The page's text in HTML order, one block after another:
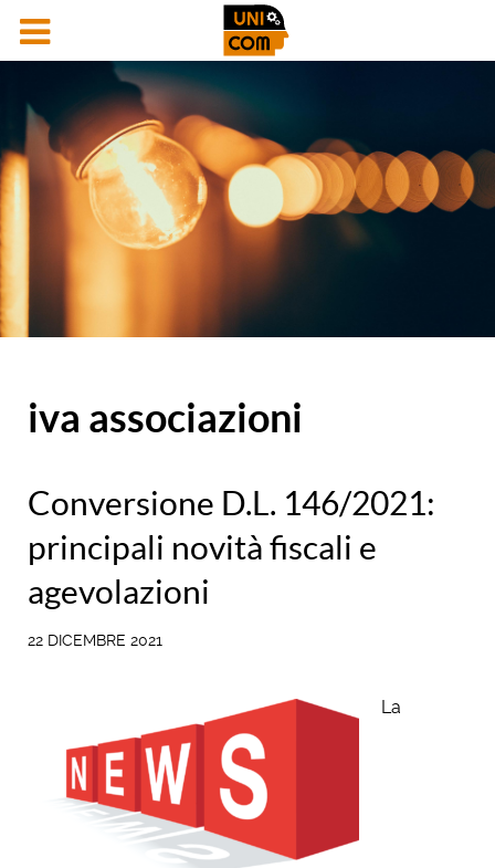
iva associazioni
Conversione D.L. 146/2021:
principali novità fiscali e
agevolazioni
22 DICEMBRE 2021
La